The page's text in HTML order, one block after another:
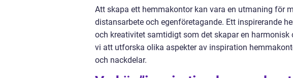
Att skapa ett hemmakontor kan vara en utmaning för
distansarbete och egenföretagande. Ett inspirerande
och kreativitet samtidigt som det skapar en
vi att utforska olika aspekter av inspiration
och nackdelar.